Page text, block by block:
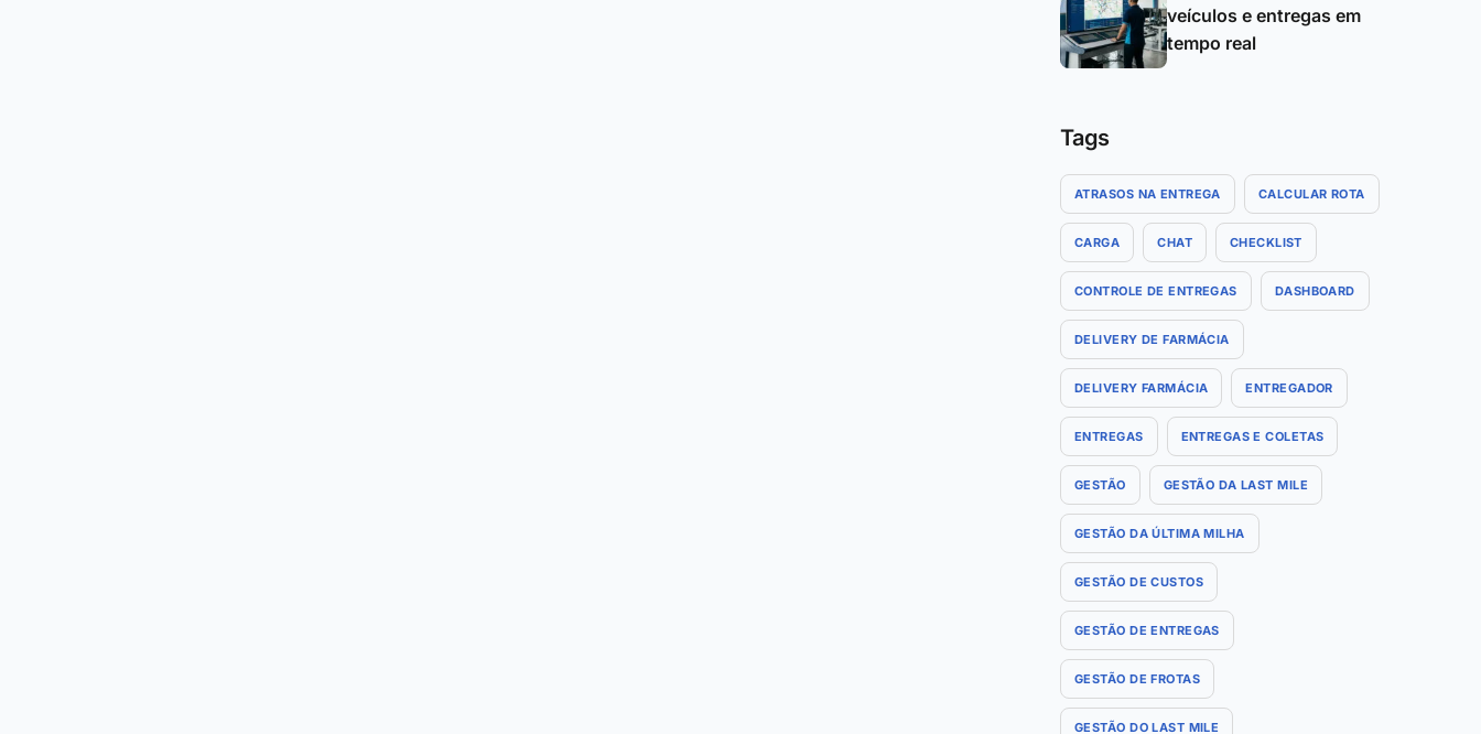
veículos e entregas em
tempo real
Tags
ATRASOS NA ENTREGA CALCULAR ROTA
CARGA CHAT CHECKLIST
CONTROLE DE ENTREGAS DASHBOARD
DELIVERY DE FARMÁCIA
DELIVERY FARMÁCIA ENTREGADOR
ENTREGAS ENTREGAS E COLETAS
GESTÃO GESTÃO DA LAST MILE
GESTÃO DA ÚLTIMA MILHA
GESTÃO DE CUSTOS
GESTÃO DE ENTREGAS
GESTÃO DE FROTAS
GESTÃO DO LAST MILE